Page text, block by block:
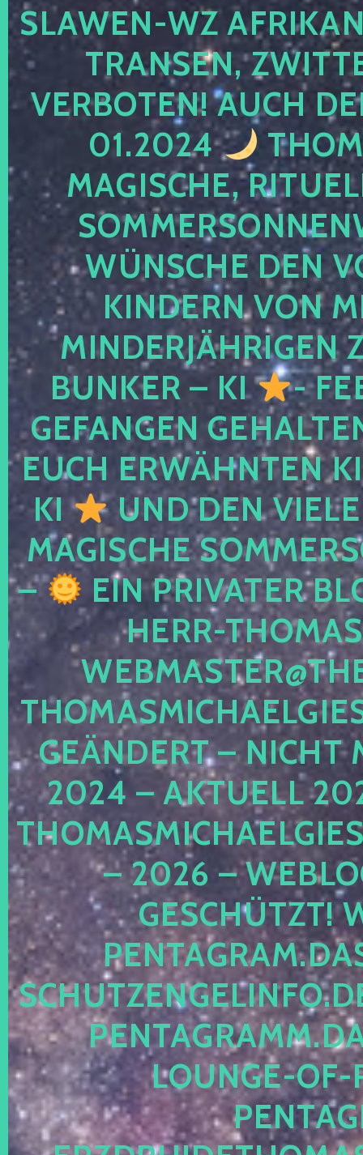
SLAWEN-WZ
TRANSEN,
VERBOTEN! AUCH
01.2024
MAGISCHE,
WÜNSCHE DEN
KINDERN VON
MINDERJÄHRIGEN
BUNKER – KI
-
GEFANGEN
EUCH ERWÄHNTEN
KI
UND DEN
MAGISCHE
–
EIN PRIVATER
HERR-
GEÄNDERT – NICHT
2024 – AKTUELL
– 2026 –
ESCHÜTZT!
OUNGE-OF-